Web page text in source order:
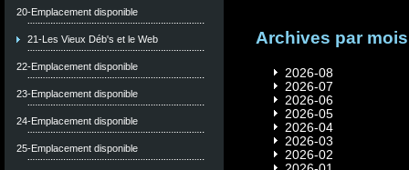
20-Emplacement disponible
21-Les Vieux Déb's et le Web
22-Emplacement disponible
23-Emplacement disponible
24-Emplacement disponible
25-Emplacement disponible
Archives par mois
2026-08
2026-07
2026-06
2026-05
2026-04
2026-03
2026-02